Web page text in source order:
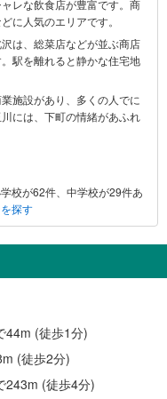
レな飲食店が豊富です。商
に人気のエリアです。
は、総菜店などが並ぶ商店
駅を離れると静かな住宅地
施設があり、多くの人でに
には、下町の情緒があふれ
校が62件、中学校が29件あ
探す
44m (徒歩1分)
(徒歩2分)
243m (徒歩4分)